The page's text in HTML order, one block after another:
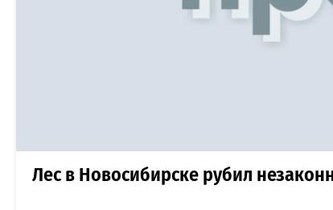
Лес в Новосибирске рубил